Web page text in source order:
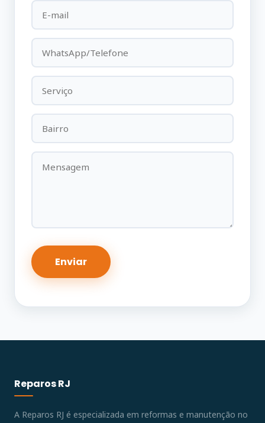
Reparos RJ
A Reparos RJ é especializada em reformas e manutenção no